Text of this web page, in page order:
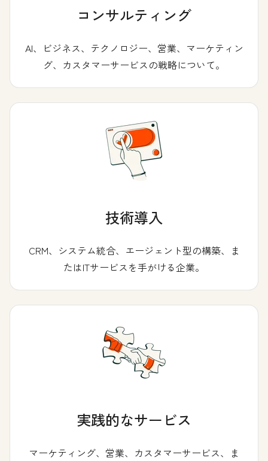
コンサルティング
AI、ビジネス、テクノロジー、営業、マーケティン
グ、カスタマーサービスの戦略について。
技術導入
CRM、システム統合、エージェント型の構築、ま
たはITサービスを手がける企業。
実践的なサービス
マーケティング、営業、カスタマーサービス、ま